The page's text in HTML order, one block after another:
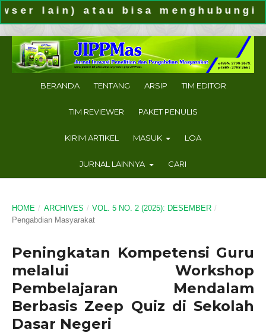
atau bisa menghubungi kami
BERANDA TENTANG ARSIP TIM EDITOR
TIM REVIEWER PAKET PENULIS
KIRIM ARTIKEL MASUK LOA
JURNAL LAINNYA CARI
HOME / ARCHIVES / VOL. 5 NO. 2 (2025): DESEMBER /
Pengabdian Masyarakat
Peningkatan Kompetensi Guru
melalui Workshop
Pembelajaran Mendalam
Berbasis Zeep Quiz di Sekolah
Dasar Negeri